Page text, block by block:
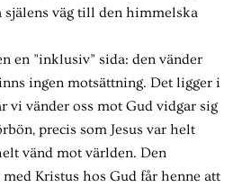
själens väg till den himmelska
en ”inklusiv” sida: den vänder
ingen motsättning. Det ligger i
vi vänder oss mot Gud vidgar sig
precis som Jesus var helt
vänd mot världen. Den
Kristus hos Gud får henne att